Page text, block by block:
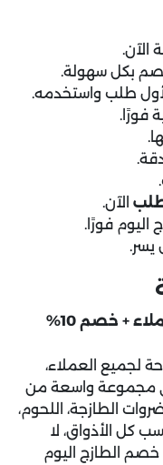
الآن.
بكل سهولة.
فورًا.
الآن.
فورًا.
يسر.
عروض الطازج الحصرية لكافة العملاء + خصم 10%
لجميع العملاء،
بنسبة 10% على مجموعة واسعة من
الطازجة، اللحوم،
كل الأذواق، لا
الطازج اليوم